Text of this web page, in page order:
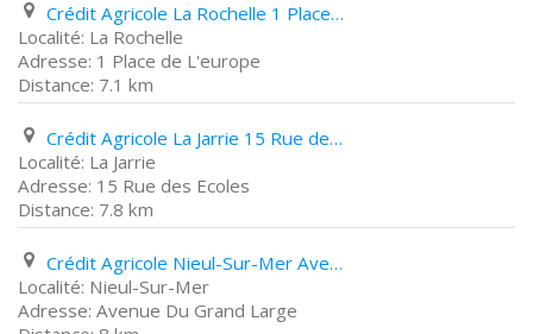
Crédit Agricole La Rochelle 1 Place de L'europe
La Rochelle
1 Place de L'europe
7.1 km
Crédit Agricole La Jarrie 15 Rue des Ecoles
La Jarrie
15 Rue des Ecoles
7.8 km
Crédit Agricole Nieul-Sur-Mer Avenue Du Grand Large
Nieul-Sur-Mer
Avenue Du Grand Large